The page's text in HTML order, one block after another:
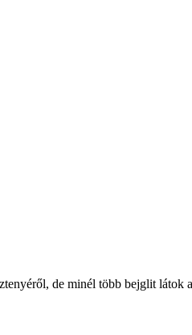
de minél több bejglit